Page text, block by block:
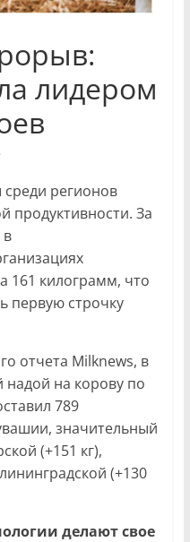
лидером
регионов
продуктивности. За
в
161 килограмм, что
первую строчку
отчета Milknews, в
надой на корову по
789
значительный
(+151 кг),
(+130
делают свое